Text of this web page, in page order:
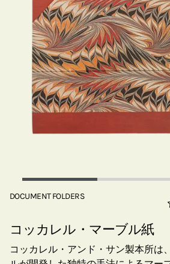
DOCUMENT FOLDERS
コッカレル・マーブル紙
コッカレル・アンド・サン製本所は